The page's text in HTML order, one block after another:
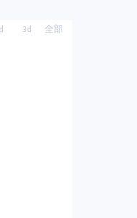
3d 全部